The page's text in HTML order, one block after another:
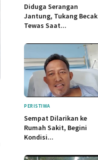
Diduga Serangan
Jantung, Tukang Becak
Tewas Saat...
PERISTIWA
Sempat Dilarikan ke
Rumah Sakit, Begini
Kondisi...